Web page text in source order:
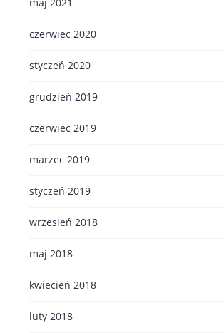
czerwiec 2020
styczeń 2020
grudzień 2019
czerwiec 2019
marzec 2019
styczeń 2019
wrzesień 2018
maj 2018
kwiecień 2018
luty 2018